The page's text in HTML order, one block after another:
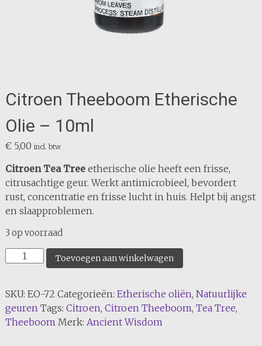
Citroen Theeboom Etherische
Olie – 10ml
€5,00 incl. btw
Citroen Tea Treeetherische olie heeft een frisse,
citrusachtige geur. Werkt antimicrobieel, bevordert
rust, concentratie en frisse lucht in huis. Helpt bij angst
en slaapproblemen.
3 op voorraad
Citroen
Theeboom
Olie
-
10ml
Toevoegen aan winkelwagen
SKU: EO-72 Categorieën: Etherische oliën, Natuurlijke
geuren Tags: Citroen, Citroen Theeboom, Tea Tree,
Theeboom Merk: Ancient Wisdom